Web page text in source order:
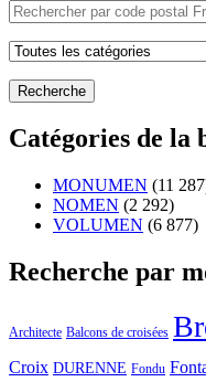
Catégories de la
MONUMEN (11
NOMEN (2 292)
VOLUMEN (6 877)
Recherche par
Architecte Balcons de croisées
Croix DURENNE Fondu